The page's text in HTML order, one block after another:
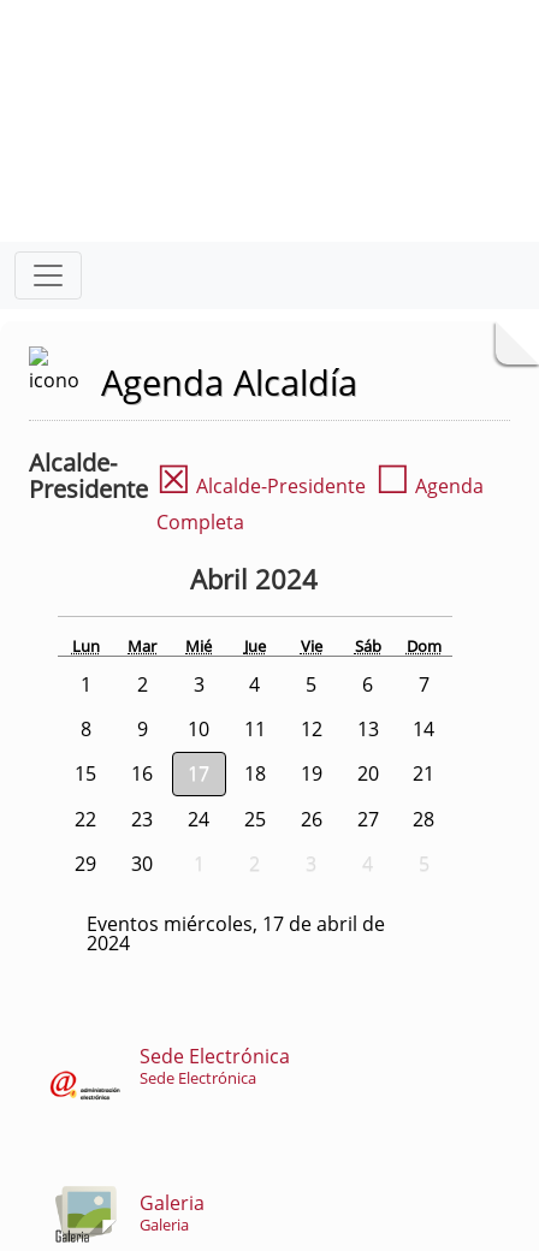
Agenda Alcaldía
Alcalde-
Presidente ☒ Alcalde-Presidente ☐ Agenda
Completa
Abril 2024
Lun Mar Mié Jue Vie Sáb Dom
1 2 3 4 5 6
7
8
9 10 11 12 13
14
15
16 17 18 19 20
21
22
23 24 25 26 27
28
29
30 1 2 3 4 5
Eventos miércoles, 17 de abril de
2024
Sede Electrónica
Sede Electrónica
Galeria
Galeria